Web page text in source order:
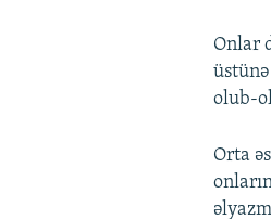
Onlar
olub-
Orta